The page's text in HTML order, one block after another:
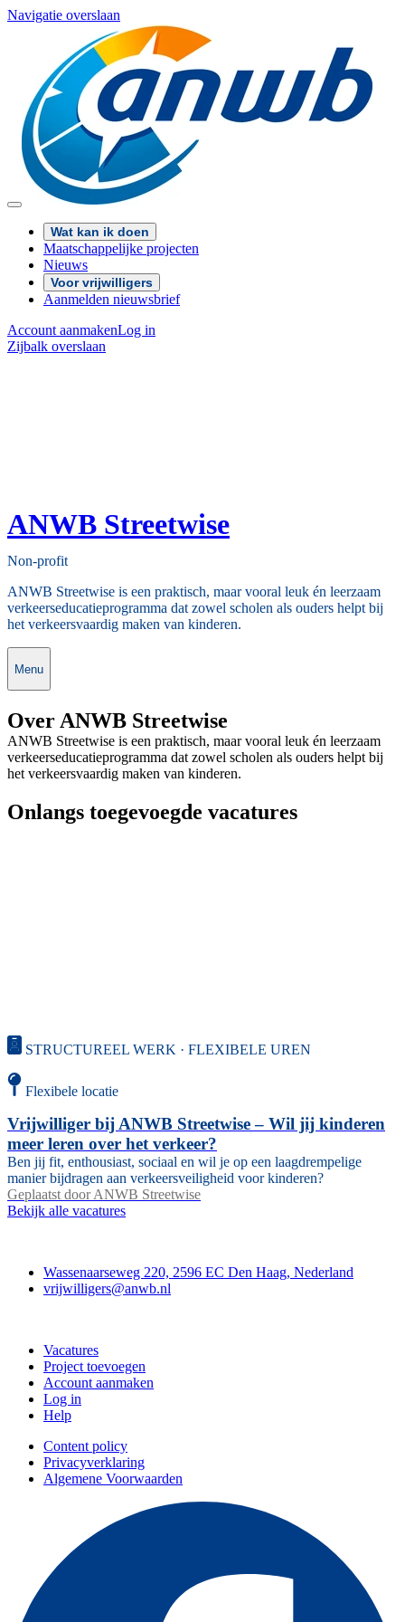
Navigatie overslaan
Wat kan ik doen
Maatschappelijke projecten
Nieuws
Voor vrijwilligers
Aanmelden nieuwsbrief
Account aanmakenLog in
Zijbalk overslaan
ANWB Streetwise
Non-profit
ANWB Streetwise is een praktisch, maar vooral leuk én leerzaam
verkeerseducatieprogramma dat zowel scholen als ouders helpt bij
het verkeersvaardig maken van kinderen.
Menu
Over ANWB Streetwise
ANWB Streetwise is een praktisch, maar vooral leuk én leerzaam
verkeerseducatieprogramma dat zowel scholen als ouders helpt bij
het verkeersvaardig maken van kinderen.
Onlangs toegevoegde vacatures
STRUCTUREEL WERK · FLEXIBELE UREN
Flexibele locatie
Vrijwilliger bij ANWB Streetwise – Wil jij kinderen
meer leren over het verkeer?
Ben jij fit, enthousiast, sociaal en wil je op een laagdrempelige
manier bijdragen aan verkeersveiligheid voor kinderen?
Geplaatst door ANWB Streetwise
Bekijk alle vacatures
Wassenaarseweg 220, 2596 EC Den Haag, Nederland
vrijwilligers@anwb.nl
Vacatures
Project toevoegen
Account aanmaken
Log in
Help
Content policy
Privacyverklaring
Algemene Voorwaarden